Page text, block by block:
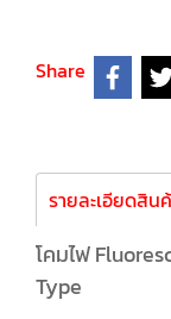
Share
รายละเอียดสิน
โคมไฟ
Type